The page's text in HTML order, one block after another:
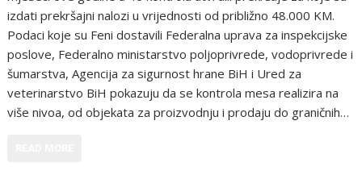
izdati prekršajni nalozi u vrijednosti od približno 48.000 KM.
Podaci koje su Feni dostavili Federalna uprava za inspekcijske
poslove, Federalno ministarstvo poljoprivrede, vodoprivrede i
šumarstva, Agencija za sigurnost hrane BiH i Ured za
veterinarstvo BiH pokazuju da se kontrola mesa realizira na
više nivoa, od objekata za proizvodnju i prodaju do graničnih…